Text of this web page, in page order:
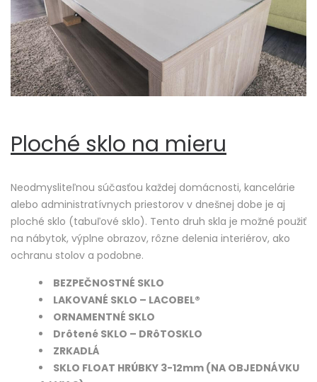
Ploché sklo na mieru
Neodmysliteľnou súčasťou každej domácnosti, kancelárie
alebo administratívnych priestorov v dnešnej dobe je aj
ploché sklo (tabuľové sklo). Tento druh skla je možné použiť
na nábytok, výplne obrazov, rôzne delenia interiérov, ako
ochranu stolov a podobne.
BEZPEČNOSTNÉ SKLO
LAKOVANÉ SKLO – LACOBEL®
ORNAMENTNÉ SKLO
Drôtené SKLO – DRôTOSKLO
ZRKADLÁ
SKLO FLOAT HRÚBKY 3-12mm (NA OBJEDNÁVKU